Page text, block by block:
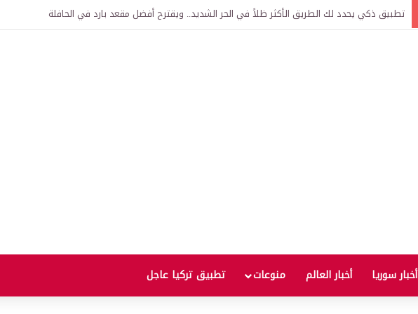
تركيا وسوريا توقعان اتفاقية لإنشاء “الجامعة السورية التركية” في دمشق.. منح دراسية واعتراف بالشهادات
أخبار سوريا أخبار العالم منوعات تطبيق تركيا عاجل